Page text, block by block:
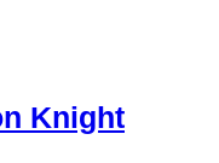
Knight